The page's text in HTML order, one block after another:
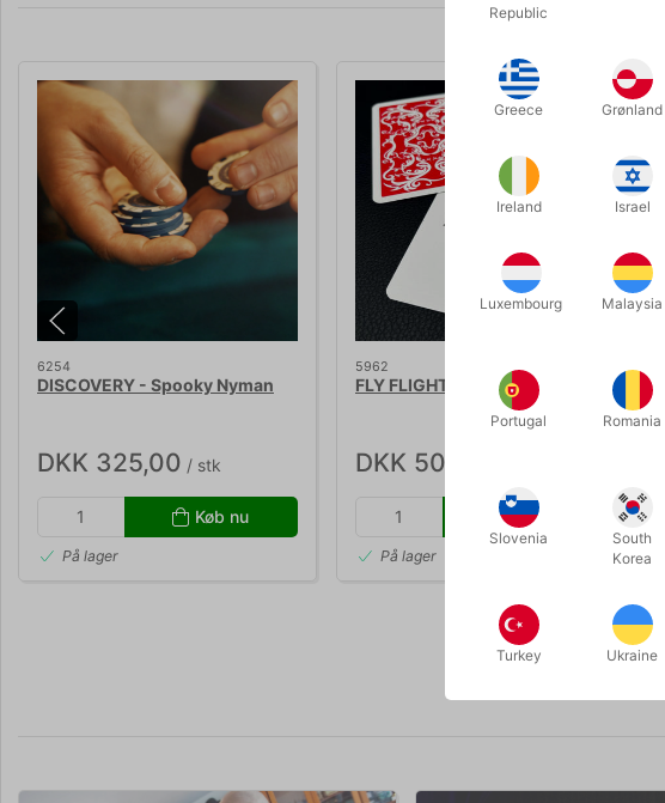
6254
DISCOVERY - Spooky Nyman
DKK 325,00 / stk
Køb nu
På lager
5962
FLY FLIGHT - Per Clausen
DKK 50,00
Køb nu
På lager
Republic
Greece Grønland
Ireland Israel
Luxembourg Malaysia
Portugal Romania
Slovenia
South
Korea
Turkey Ukraine